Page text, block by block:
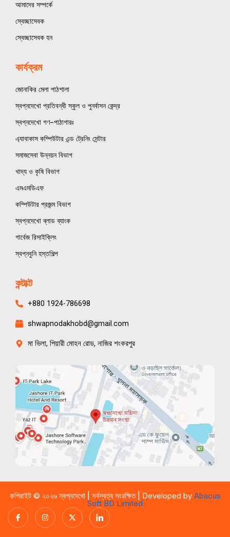
আমাদের সম্পর্কে
স্বেচ্ছাসেবক
স্বেচ্ছাসেবক হন
কার্যক্রম
জোনাকির মেলা পাঠশালা
স্বপ্নদেখো প্রতিবন্ধী স্কুল ও পুনর্বাসন কেন্দ্র
স্বপ্নদেখো গণ–পাঠাগারঃ
এ্যাবাকাস কম্পিউটার এন্ড ট্রেনিং সেন্টার
সমাজসেবা উন্নয়ন বিভাগ
খাদ্য ও কৃষি বিভাগ
এমএমডিএফ
কম্পিউটার প্রজন্ম বিভাগ
স্বপ্নদেখো ব্লাড ব্যাংক
গার্বেজ রিসাইক্লিং
স্বপ্নবুনি হস্তশিল্প
কন্টাক্ট
+880 1924-786698
shwapnodakhobd@gmail.com
মা ভিলা, পিয়ারী মোহন রোড, নাজির শংকরপুর
কপিরাইট © ২০২৬ স্বপ্নদেখো | সর্বস্বত্ব সংরক্ষিত | Developed by Abacus
Soft BD Limited
Icon-
facebook
I
n
X
-
I
c